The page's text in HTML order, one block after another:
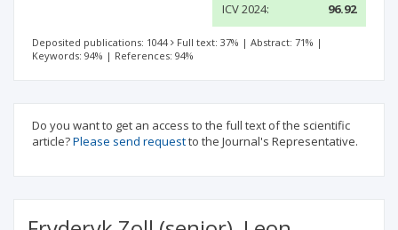
ICV 2024: 96.92
Deposited publications: 1044 Full text: 37% | Abstract: 71% |
Keywords: 94% | References: 94%
Do you want to get an access to the full text of the scientific
article?Please send requestto the Journal's Representative.